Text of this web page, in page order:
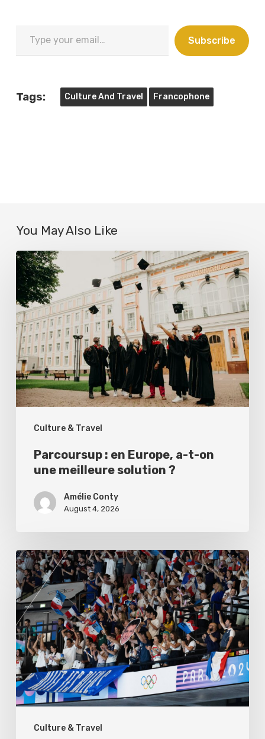
your
email…
Subscribe
Tags: Culture And Travel Francophone
You May Also Like
Culture & Travel
Parcoursup
en
Europe,
a-
t-
on
une
meilleure
solution
Parcoursup : en Europe, a-t-on
une meilleure solution ?
Amélie Conty
August 4, 2026
Culture & Travel
Paris
2024
:
L’effet
podium
sur
le
sport
français